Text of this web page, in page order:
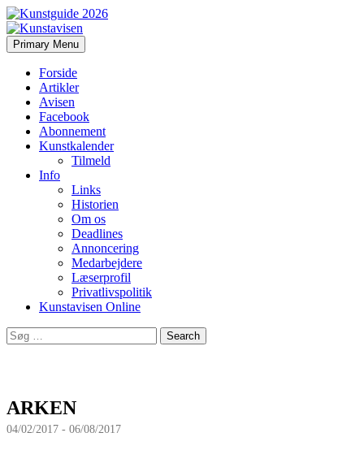
Kunstavisen
Search
Primary Menu Skip
to
Forside
Artikler
Avisen
Facebook
Abonnement
Kunstkalender
Tilmeld
Info
Links
Historien
Om os
Deadlines
Annoncering
Medarbejdere
Læserprofil
Privatlivspolitik
Kunstavisen Online
Search
for:
ARKEN
04/02/2017 - 06/08/2017